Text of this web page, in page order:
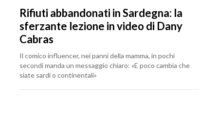
Rifiuti abbandonati in Sardegna: la
sferzante lezione in video di Dany
Cabras
Il comico influencer, nei panni della mamma, in pochi
secondi manda un messaggio chiaro: «E poco cambia che
siate sardi o continentali»